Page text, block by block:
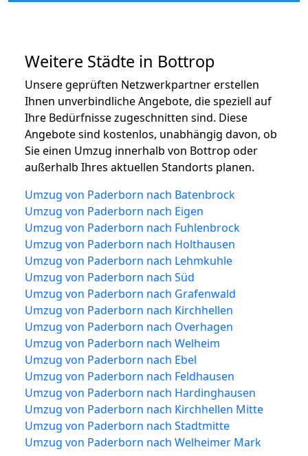
Weitere Städte in Bottrop
Unsere geprüften Netzwerkpartner erstellen
Ihnen unverbindliche Angebote, die speziell auf
Ihre Bedürfnisse zugeschnitten sind. Diese
Angebote sind kostenlos, unabhängig davon, ob
Sie einen Umzug innerhalb von Bottrop oder
außerhalb Ihres aktuellen Standorts planen.
Umzug von Paderborn nach Batenbrock
Umzug von Paderborn nach Eigen
Umzug von Paderborn nach Fuhlenbrock
Umzug von Paderborn nach Holthausen
Umzug von Paderborn nach Lehmkuhle
Umzug von Paderborn nach Süd
Umzug von Paderborn nach Grafenwald
Umzug von Paderborn nach Kirchhellen
Umzug von Paderborn nach Overhagen
Umzug von Paderborn nach Welheim
Umzug von Paderborn nach Ebel
Umzug von Paderborn nach Feldhausen
Umzug von Paderborn nach Hardinghausen
Umzug von Paderborn nach Kirchhellen Mitte
Umzug von Paderborn nach Stadtmitte
Umzug von Paderborn nach Welheimer Mark